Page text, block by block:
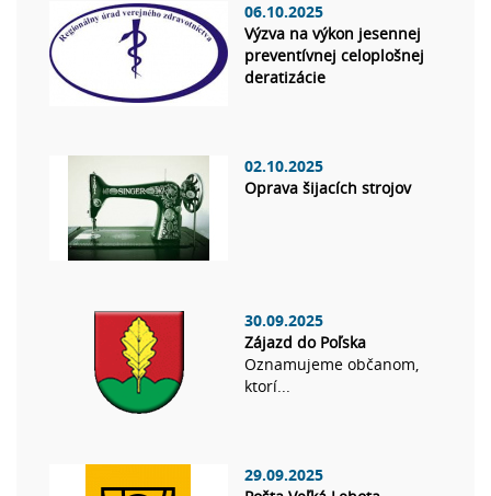
06.10.2025
Výzva na výkon jesennej
preventívnej celoplošnej
deratizácie
02.10.2025
Oprava šijacích strojov
30.09.2025
Zájazd do Poľska
Oznamujeme občanom,
ktorí...
29.09.2025